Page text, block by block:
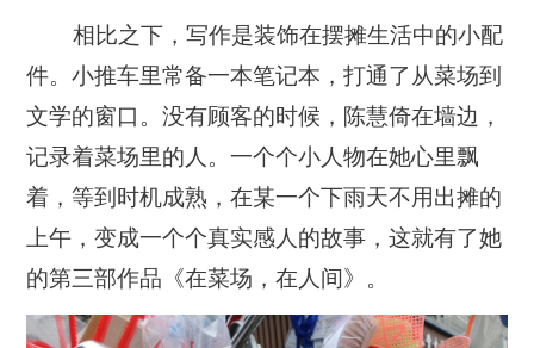
相比之下，写作是装饰在摆摊生活中的小配
件。小推车里常备一本笔记本，打通了从菜场到
文学的窗口。没有顾客的时候，陈慧倚在墙边，
记录着菜场里的人。一个个小人物在她心里飘
着，等到时机成熟，在某一个下雨天不用出摊的
上午，变成一个个真实感人的故事，这就有了她
的第三部作品《在菜场，在人间》。